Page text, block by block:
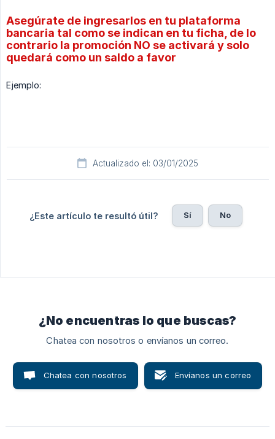
Asegúrate de ingresarlos en tu plataforma
bancaria tal como se indican en tu ficha, de lo
contrario la promoción NO se activará y solo
quedará como un saldo a favor
Ejemplo:
Actualizado el: 03/01/2025
¿Este artículo te resultó útil? Sí No
¿No encuentras lo que buscas?
Chatea con nosotros o envíanos un correo.
Chatea con nosotros Envíanos un correo